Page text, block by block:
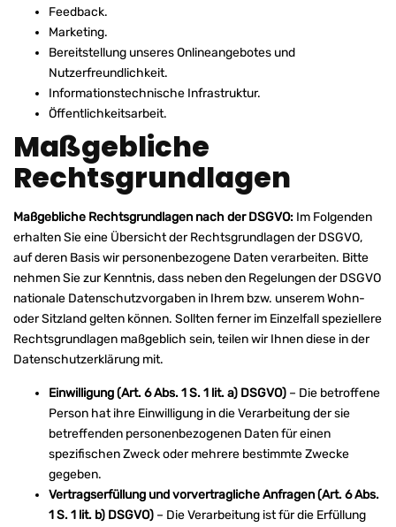
Feedback.
Marketing.
Bereitstellung unseres Onlineangebotes und
Nutzerfreundlichkeit.
Informationstechnische Infrastruktur.
Öffentlichkeitsarbeit.
Maßgebliche
Rechtsgrundlagen
Maßgebliche Rechtsgrundlagen nach der DSGVO: Im Folgenden
erhalten Sie eine Übersicht der Rechtsgrundlagen der DSGVO,
auf deren Basis wir personenbezogene Daten verarbeiten. Bitte
nehmen Sie zur Kenntnis, dass neben den Regelungen der DSGVO
nationale Datenschutzvorgaben in Ihrem bzw. unserem Wohn-
oder Sitzland gelten können. Sollten ferner im Einzelfall speziellere
Rechtsgrundlagen maßgeblich sein, teilen wir Ihnen diese in der
Datenschutzerklärung mit.
Einwilligung (Art. 6 Abs. 1 S. 1 lit. a) DSGVO) – Die betroffene
Person hat ihre Einwilligung in die Verarbeitung der sie
betreffenden personenbezogenen Daten für einen
spezifischen Zweck oder mehrere bestimmte Zwecke
gegeben.
Vertragserfüllung und vorvertragliche Anfragen (Art. 6 Abs.
1 S. 1 lit. b) DSGVO) – Die Verarbeitung ist für die Erfüllung